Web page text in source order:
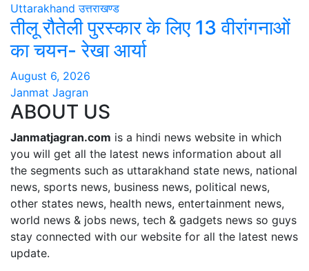
Uttarakhand उत्तराखण्ड
तीलू रौतेली पुरस्कार के लिए 13 वीरांगनाओं
का चयन- रेखा आर्या
August 6, 2026
Janmat Jagran
ABOUT US
Janmatjagran.com is a hindi news website in which
you will get all the latest news information about all
the segments such as uttarakhand state news, national
news, sports news, business news, political news,
other states news, health news, entertainment news,
world news & jobs news, tech & gadgets news so guys
stay connected with our website for all the latest news
update.